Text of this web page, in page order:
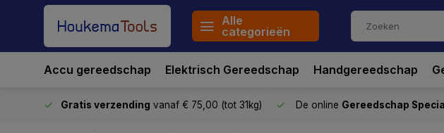
Alle
categorieën
Accu gereedschap Elektrisch Gereedschap Handgereedschap
Gratis verzending vanaf € 75,00 (tot 31kg) De online Gereedschap